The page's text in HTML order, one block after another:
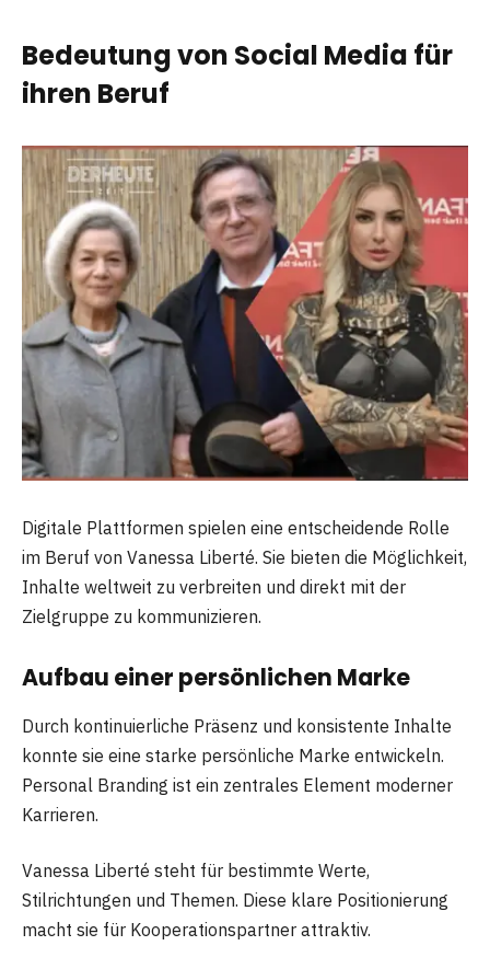
Bedeutung von Social Media für
ihren Beruf
Digitale Plattformen spielen eine entscheidende Rolle
im Beruf von Vanessa Liberté. Sie bieten die Möglichkeit,
Inhalte weltweit zu verbreiten und direkt mit der
Zielgruppe zu kommunizieren.
Aufbau einer persönlichen Marke
Durch kontinuierliche Präsenz und konsistente Inhalte
konnte sie eine starke persönliche Marke entwickeln.
Personal Branding ist ein zentrales Element moderner
Karrieren.
Vanessa Liberté steht für bestimmte Werte,
Stilrichtungen und Themen. Diese klare Positionierung
macht sie für Kooperationspartner attraktiv.